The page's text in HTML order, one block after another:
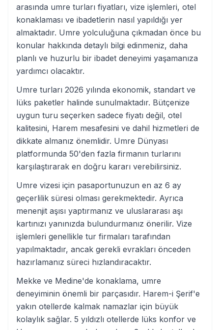
arasında umre turları fiyatları, vize işlemleri, otel
konaklaması ve ibadetlerin nasıl yapıldığı yer
almaktadır. Umre yolculuğuna çıkmadan önce bu
konular hakkında detaylı bilgi edinmeniz, daha
planlı ve huzurlu bir ibadet deneyimi yaşamanıza
yardımcı olacaktır.
Umre turları 2026 yılında ekonomik, standart ve
lüks paketler halinde sunulmaktadır. Bütçenize
uygun turu seçerken sadece fiyatı değil, otel
kalitesini, Harem mesafesini ve dahil hizmetleri de
dikkate almanız önemlidir. Umre Dünyası
platformunda 50'den fazla firmanın turlarını
karşılaştırarak en doğru kararı verebilirsiniz.
Umre vizesi için pasaportunuzun en az 6 ay
geçerlilik süresi olması gerekmektedir. Ayrıca
menenjit aşısı yaptırmanız ve uluslararası aşı
kartınızı yanınızda bulundurmanız önerilir. Vize
işlemleri genellikle tur firmaları tarafından
yapılmaktadır, ancak gerekli evrakları önceden
hazırlamanız süreci hızlandıracaktır.
Mekke ve Medine'de konaklama, umre
deneyiminin önemli bir parçasıdır. Harem-i Şerif'e
yakın otellerde kalmak namazlar için büyük
kolaylık sağlar. 5 yıldızlı otellerde lüks konfor ve